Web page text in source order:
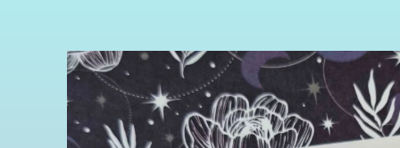
Zu
Produktinformationen
springen